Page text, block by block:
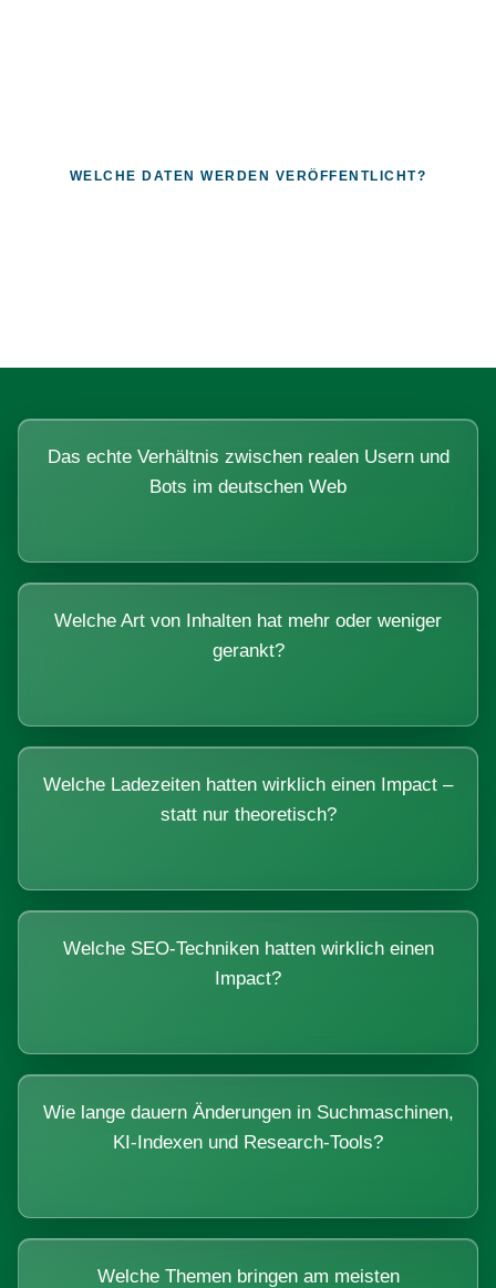
WELCHE DATEN WERDEN VERÖFFENTLICHT?
Das echte Verhältnis zwischen realen Usern und
Bots im deutschen Web
Welche Art von Inhalten hat mehr oder weniger
gerankt?
Welche Ladezeiten hatten wirklich einen Impact –
statt nur theoretisch?
Welche SEO-Techniken hatten wirklich einen
Impact?
Wie lange dauern Änderungen in Suchmaschinen,
KI-Indexen und Research-Tools?
Welche Themen bringen am meisten